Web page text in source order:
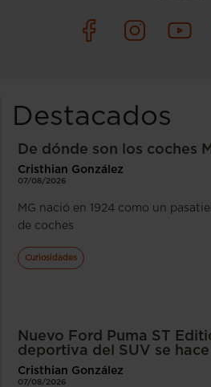
Destacados
De dónde son los coches
Cristhian González
07/08/2026
MG nació en 1924 como un
de coches
Curiosidades
Nuevo Ford Puma ST
deportiva del SUV se hace
Cristhian González
07/08/2026